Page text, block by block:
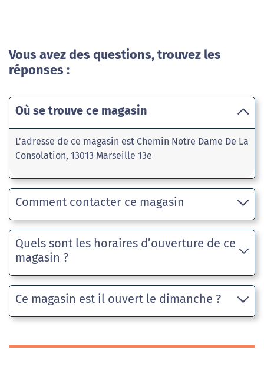
Vous avez des questions, trouvez les
réponses :
Où se trouve ce magasin
L'adresse de ce magasin est Chemin Notre Dame De La
Consolation, 13013 Marseille 13e
Comment contacter ce magasin
Quels sont les horaires d’ouverture de ce
magasin ?
Ce magasin est il ouvert le dimanche ?